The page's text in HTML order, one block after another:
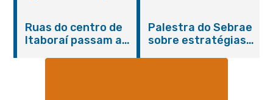
promovem
conscientização
sobre hanseníase
Ruas do centro de
Itaboraí passam a
Palestra do Sebrae
sobre estratégias